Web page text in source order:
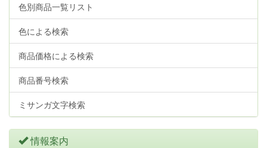
色別商品一覧リスト
色による検索
商品価格による検索
商品番号検索
ミサンガ文字検索
情報案内